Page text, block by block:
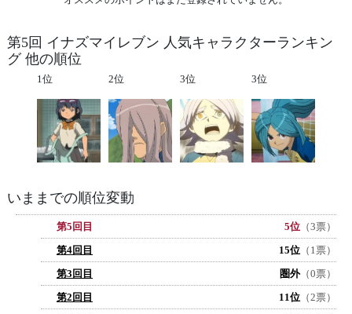
第5回 イナズマイレブン 人気キャラクターランキン
グ 他の順位
1位 2位 3位 3位
いままでの順位変動
第5回目 5位 （3票）
第4回目
15位 （1票）
第3回目
圏外（0票）
第2回目
11位 （2票）